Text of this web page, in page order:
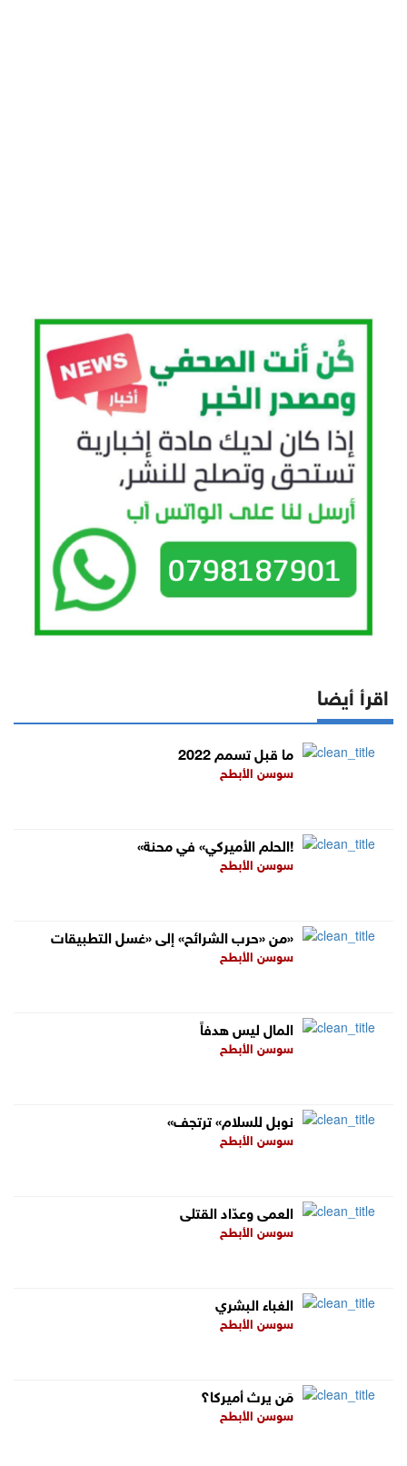
اقرأ أيضا
ما قبل تسمم 2022
سوسن الأبطح
«الحلم الأميركي» في محنة!
سوسن الأبطح
من «حرب الشرائح» إلى «غسل التطبيقات»
سوسن الأبطح
المال ليس هدفاً
سوسن الأبطح
«نوبل للسلام» ترتجف
سوسن الأبطح
العمى وعدّاد القتلى
سوسن الأبطح
الغباء البشري
سوسن الأبطح
مَن يرث أميركا؟
سوسن الأبطح